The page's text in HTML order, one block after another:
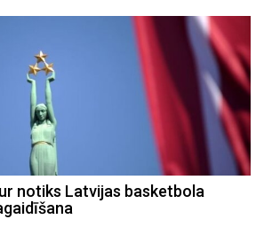
notiks Latvijas basketbola